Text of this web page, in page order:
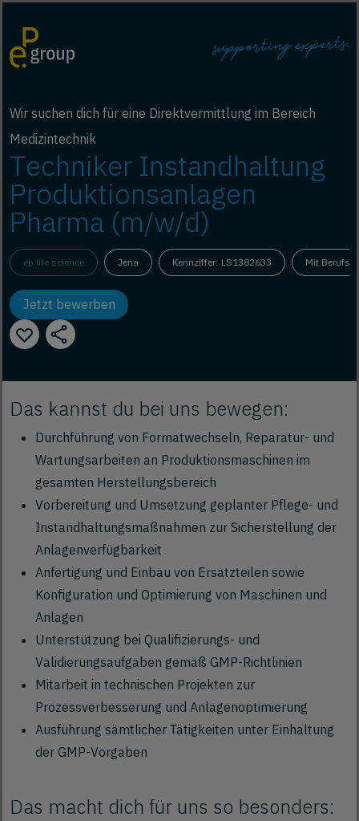
Wir suchen dich für eine Direktvermittlung im Bereich
Medizintechnik
Techniker Instandhaltung
Produktionsanlagen
Pharma (m/w/d)
ep life science Jena Kennziffer: LS1382633 Mit
Jetzt bewerben
Das kannst du bei uns bewegen:
Durchführung von Formatwechseln, Reparatur- und
Wartungsarbeiten an Produktionsmaschinen im
gesamten Herstellungsbereich
Vorbereitung und Umsetzung geplanter Pflege- und
Instandhaltungsmaßnahmen zur Sicherstellung der
Anlagenverfügbarkeit
Anfertigung und Einbau von Ersatzteilen sowie
Konfiguration und Optimierung von Maschinen und
Anlagen
Unterstützung bei Qualifizierungs- und
Validierungsaufgaben gemäß GMP-Richtlinien
Mitarbeit in technischen Projekten zur
Prozessverbesserung und Anlagenoptimierung
Ausführung sämtlicher Tätigkeiten unter Einhaltung
der GMP-Vorgaben
Das macht dich für uns so besonders: